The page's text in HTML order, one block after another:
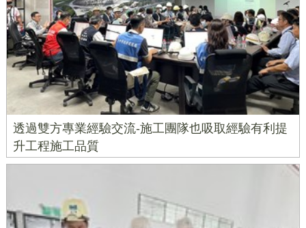
透過雙方專業經驗交流-施工團隊也吸取經驗有利提
升工程施工品質